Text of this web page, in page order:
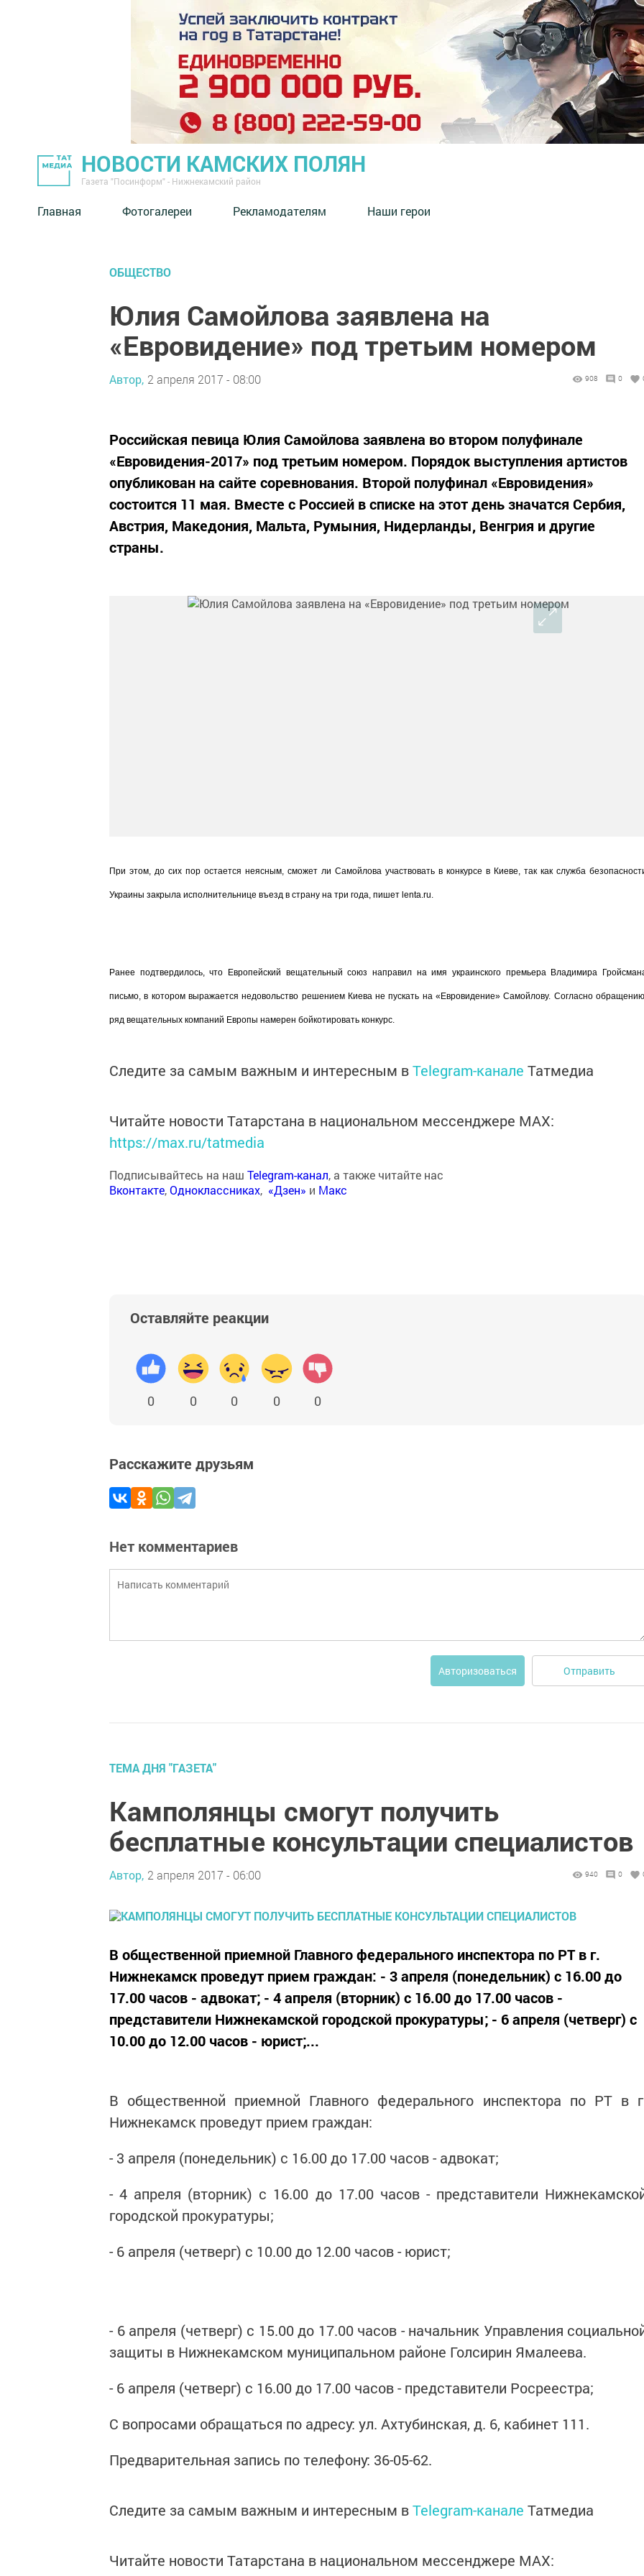
НОВОСТИ КАМСКИХ ПОЛЯН
Газета "Посинформ" - Нижнекамский район
Главная Фотогалереи Рекламодателям Наши герои
ОБЩЕСТВО
Юлия Самойлова заявлена на
«Евровидение» под третьим номером
Автор, 2 апреля 2017 - 08:00 908 0
Российская певица Юлия Самойлова заявлена во втором полуфинале
«Евровидения-2017» под третьим номером. Порядок выступления артистов
опубликован на сайте соревнования. Второй полуфинал «Евровидения»
состоится 11 мая. Вместе с Россией в списке на этот день значатся Сербия,
Австрия, Македония, Мальта, Румыния, Нидерланды, Венгрия и другие
страны.
При этом, до сих пор остается неясным, сможет ли Самойлова участвовать в конкурсе в Киеве, так как служба
Украины закрыла исполнительнице въезд в страну на три года, пишет lenta.ru.
Ранее подтвердилось, что Европейский вещательный союз направил на имя украинского премьера Владимира
письмо, в котором выражается недовольство решением Киева не пускать на «Евровидение» Самойлову. Согласно
ряд вещательных компаний Европы намерен бойкотировать конкурс.
Следите за самым важным и интересным вTelegram-канале Татмедиа
Читайте новости Татарстана в национальном мессенджере MАХ:
https://max.ru/tatmedia
Подписывайтесь на наш Telegram-канал, а также читайте нас
Вконтакте,Одноклассниках, «Дзен» и Макс
Оставляйте реакции
0 0 0 0 0
Расскажите друзьям
Нет комментариев
Авторизоваться Отправить
ТЕМА ДНЯ "ГАЗЕТА"
Камполянцы смогут получить
бесплатные консультации специалистов
Автор, 2 апреля 2017 - 06:00 940 0
В общественной приемной Главного федерального инспектора по РТ в г.
Нижнекамск проведут прием граждан: - 3 апреля (понедельник) с 16.00 до
17.00 часов - адвокат; - 4 апреля (вторник) с 16.00 до 17.00 часов -
представители Нижнекамской городской прокуратуры; - 6 апреля (четверг) с
10.00 до 12.00 часов - юрист;...
В общественной приемной Главного федерального инспектора по РТ в
Нижнекамск проведут прием граждан:
- 3 апреля (понедельник) с 16.00 до 17.00 часов - адвокат;
- 4 апреля (вторник) с 16.00 до 17.00 часов - представители
городской прокуратуры;
- 6 апреля (четверг) с 10.00 до 12.00 часов - юрист;
- 6 апреля (четверг) с 15.00 до 17.00 часов - начальник Управления
защиты в Нижнекамском муниципальном районе Голсирин Ямалеева.
- 6 апреля (четверг) с 16.00 до 17.00 часов - представители Росреестра;
С вопросами обращаться по адресу: ул. Ахтубинская, д. 6, кабинет 111.
Предварительная запись по телефону: 36-05-62.
Следите за самым важным и интересным вTelegram-канале Татмедиа
Читайте новости Татарстана в национальном мессенджере MАХ: